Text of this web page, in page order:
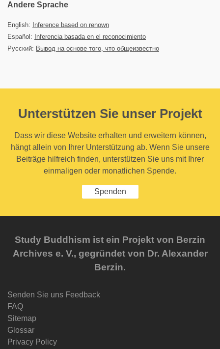
Andere Sprache
English:
Inference based on renown
Español:
Inferencia basada en el reconocimiento
Русский: Вывод на основе того, что общеизвестно
Unterstützen Sie unser Projekt
Dass wir diese Website erhalten und erweitern können,
hängt allein von Ihrer Unterstützung ab. Wenn Sie unsere
Beiträge hilfreich finden, unterstützen Sie uns mit Ihrer
einmaligen oder monatlichen Spende.
Spenden
Study Buddhism ist ein Projekt von Berzin
Archives e. V., gegründet von Dr. Alexander
Berzin.
Senden Sie uns Feedback
FAQ
Sitemap
Glossar
Privacy Policy